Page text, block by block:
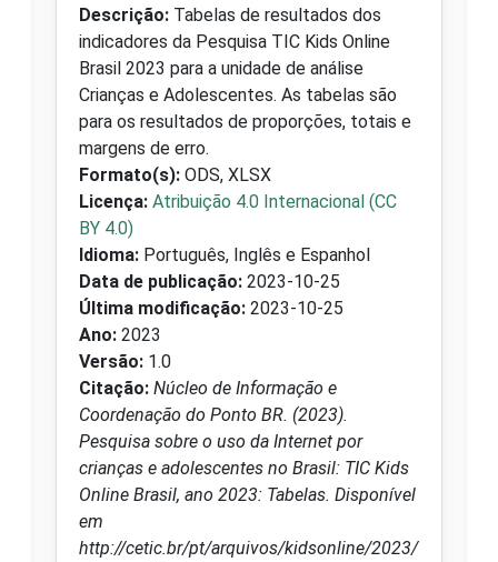
Descrição: Tabelas de resultados dos
indicadores da Pesquisa TIC Kids Online
Brasil 2023 para a unidade de análise
Crianças e Adolescentes. As tabelas são
para os resultados de proporções, totais e
margens de erro.
Formato(s): ODS, XLSX
Licença: Atribuição 4.0 Internacional (CC
BY 4.0)
Idioma: Português, Inglês e Espanhol
Data de publicação: 2023-10-25
Última modificação: 2023-10-25
Ano: 2023
Versão: 1.0
Citação: Núcleo de Informação e
Coordenação do Ponto BR. (2023).
Pesquisa sobre o uso da Internet por
crianças e adolescentes no Brasil: TIC Kids
Online Brasil, ano 2023: Tabelas. Disponível
em
http://cetic.br/pt/arquivos/kidsonline/2023/